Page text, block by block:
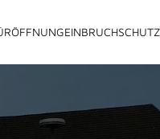
EINBRUCHSCHUTZ